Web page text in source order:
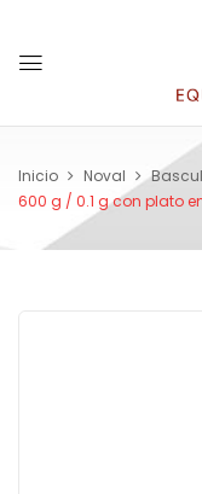
Inicio Noval
600 g / 0.1 g con plato